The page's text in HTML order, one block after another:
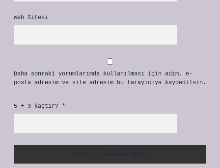
Web Sitesi
Daha sonraki yorumlarımda kullanılması için adım, e-
posta adresim ve site adresim bu tarayıcıya kaydedilsin.
5 + 3 kaçtır? *